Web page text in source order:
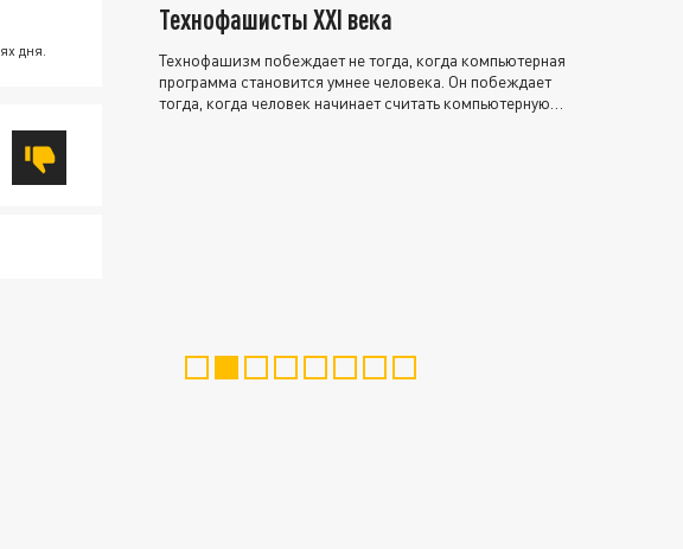
дня.
Технофашисты XXI века
Технофашизм побеждает не тогда, когда компьютерная
программа становится умнее человека. Он побеждает
тогда, когда человек начинает считать компьютерную